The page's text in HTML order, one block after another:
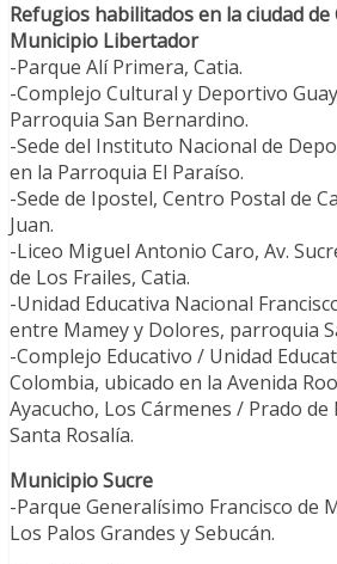
Refugios habilitados en la ciudad de
Municipio Libertador
-Parque Alí Primera, Catia.
-Complejo Cultural y Deportivo
Parroquia San Bernardino.
-Sede del Instituto Nacional de
en la Parroquia El Paraíso.
-Sede de Ipostel, Centro Postal de
Juan.
-Liceo Miguel Antonio Caro, Av.
de Los Frailes, Catia.
-Unidad Educativa Nacional
entre Mamey y Dolores, parroquia
-Complejo Educativo / Unidad
Colombia, ubicado en la Avenida
Ayacucho, Los Cármenes / Prado
Santa Rosalía.
Municipio Sucre
-Parque Generalísimo Francisco de
Los Palos Grandes y Sebucán.